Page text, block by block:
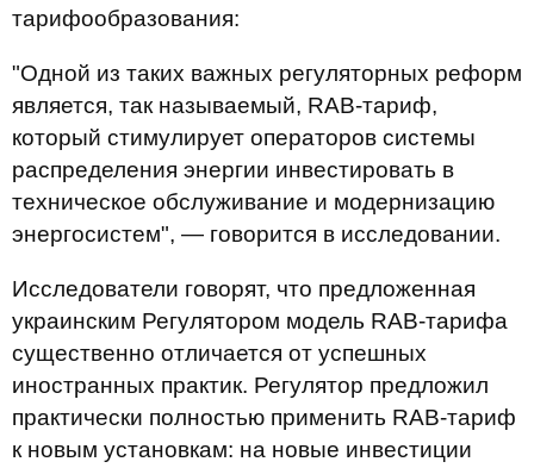
тарифообразования:
"Одной из таких важных регуляторных реформ
является, так называемый, RAB-тариф,
который стимулирует операторов системы
распределения энергии инвестировать в
техническое обслуживание и модернизацию
энергосистем", — говорится в исследовании.
Исследователи говорят, что предложенная
украинским Регулятором модель RAB-тарифа
существенно отличается от успешных
иностранных практик. Регулятор предложил
практически полностью применить RAB-тариф
к новым установкам: на новые инвестиции